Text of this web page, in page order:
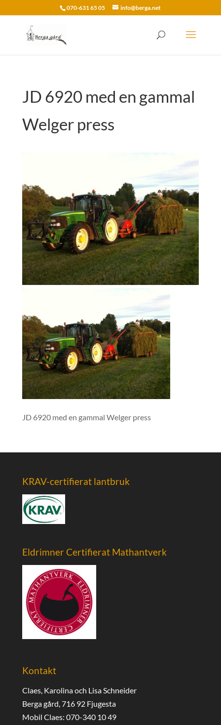
070-631 65 05 info@berga.net
JD 6920 med en gammal
Welger press
JD 6920 med en gammal Welger press
KRAV-certifierat lantbruk
Eldrimner Certifierat Mathantverk
Kontakt
Claes, Karolina och Lisa Schneider
Berga gård, 716 92 Fjugesta
Mobil Claes: 070-340 10 49